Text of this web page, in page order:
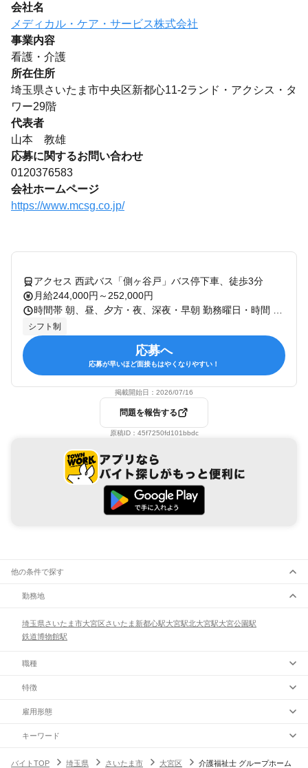
会社名
メディカル・ケア・サービス株式会社
事業内容
看護・介護
所在住所
埼玉県さいたま市中央区新都心11-2ランド・アクシス・タ
ワー29階
代表者
山本 教雄
応募に関するお問い合わせ
0120376583
会社ホームページ
https://www.mcsg.co.jp/
アクセス 西武バス「側ヶ谷戸」バス停下車、徒歩3分
月給244,000円～252,000円
シフト制
応募へ
応募が早いほど面接もはやくなりやすい！
掲載開始日： 2026/07/16
問題を報告する
原稿ID： 45f7250fd101bbdc
他の条件で探す
勤務地
埼玉県さいたま市大宮区さいたま新都心駅大宮駅北大宮駅大宮公園駅
鉄道博物館駅
職種
特徴
雇用形態
キーワード
バイトTOP 埼玉県 さいたま市 大宮区 介護福祉士 グループホーム